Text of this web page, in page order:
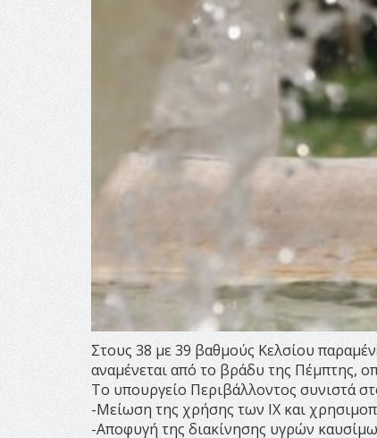
Στους 38 με 39 βαθμούς Κελσίου
αναμένεται από το βράδυ της Πέμπτης,
Το υπουργείο Περιβάλλοντος συνιστά
-Μείωση της χρήσης των ΙΧ και
-Αποφυγή της διακίνησης υγρών